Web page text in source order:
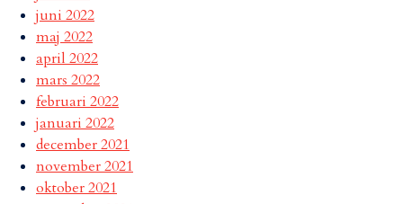
juni 2022
maj 2022
april 2022
mars 2022
februari 2022
januari 2022
december 2021
november 2021
oktober 2021